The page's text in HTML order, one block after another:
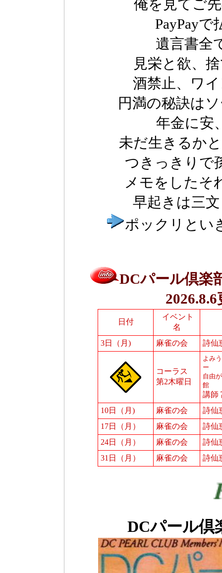
俺を見てご
PayPay
遺言書全
見栄と欲、
酒禁止、ワ
円満の秘訣は
年金に安
未だ生きるか
つきっきりで
メモをしたそ
早起きは三
ポックリとい
DCパール倶楽
日付
イベント
名
3日（月) 麻雀の会 詩仙
コーラス
第2木曜日
よみ
ー
自由
館
講師
10日（月)
麻雀の会
詩仙
17日（月）
麻雀の会
詩仙
24日（月）
麻雀の会
詩仙
31日（月）
麻雀の会 詩仙
DCパール倶